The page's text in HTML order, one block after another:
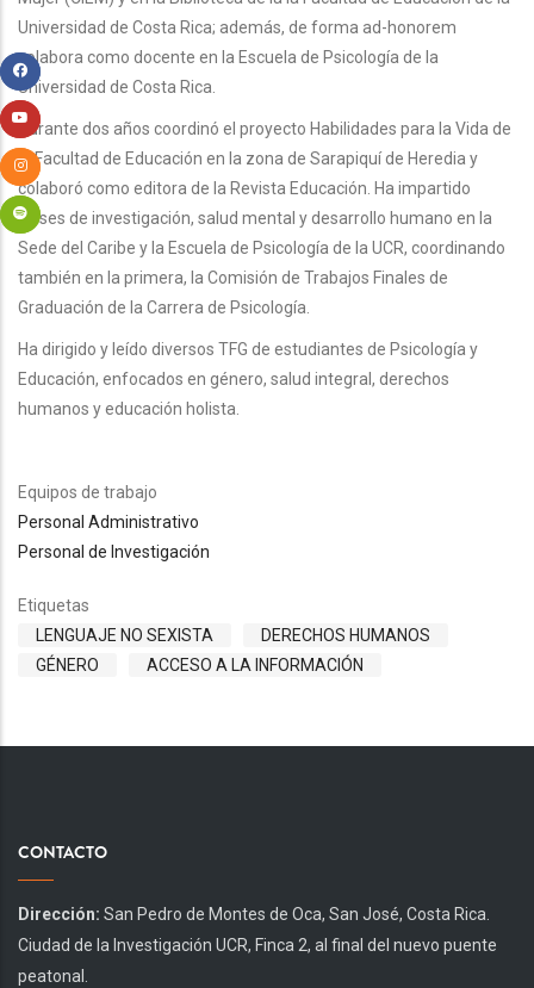
Universidad de Costa Rica; además, de forma ad-honorem
colabora como docente en la Escuela de Psicología de la
Universidad de Costa Rica.
Durante dos años coordinó el proyecto Habilidades para la Vida de
la Facultad de Educación en la zona de Sarapiquí de Heredia y
colaboró como editora de la Revista Educación. Ha impartido
clases de investigación, salud mental y desarrollo humano en la
Sede del Caribe y la Escuela de Psicología de la UCR, coordinando
también en la primera, la Comisión de Trabajos Finales de
Graduación de la Carrera de Psicología.
Ha dirigido y leído diversos TFG de estudiantes de Psicología y
Educación, enfocados en género, salud integral, derechos
humanos y educación holista.
Equipos de trabajo
Personal Administrativo
Personal de Investigación
Etiquetas
LENGUAJE NO SEXISTA
DERECHOS HUMANOS
GÉNERO
ACCESO A LA INFORMACIÓN
CONTACTO
Dirección: San Pedro de Montes de Oca, San José, Costa Rica.
Ciudad de la Investigación UCR, Finca 2, al final del nuevo puente
peatonal.